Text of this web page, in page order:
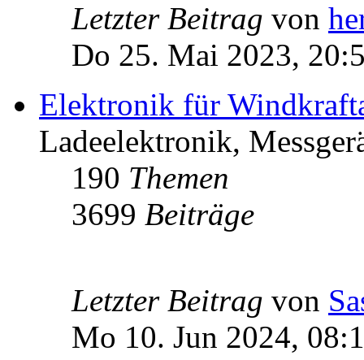
Letzter Beitrag von
Do 25. Mai 2023,
Elektronik für
Ladeelektronik,
190 Themen
3699 Beiträge
Letzter Beitrag von
Mo 10. Jun 2024,